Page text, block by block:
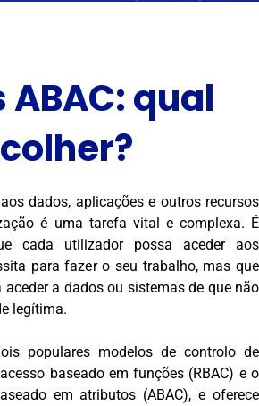
ABAC: qual
dados, aplicações e outros recursos
é uma tarefa vital e complexa. É
cada utilizador possa aceder aos
para fazer o seu trabalho, mas que
a dados ou sistemas de que não
legítima.
populares modelos de controlo de
baseado em funções (RBAC) e o
em atributos (ABAC), e oferece